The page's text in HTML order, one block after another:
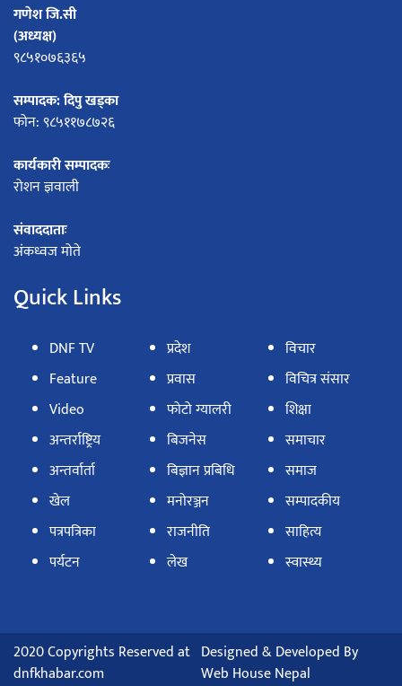
गणेश जि.सी
(अध्यक्ष)
९८५१०७६३६५
सम्पादक: दिपु खड्का
फोन: ९८५११७८७२६
कार्यकारी सम्पादकः
रोशन ज्ञवाली
संवाददाताः
अंकध्वज मोते
Quick Links
DNF TV
Feature
Video
अन्तर्राष्ट्रिय
अन्तर्वार्ता
खेल
पत्रपत्रिका
पर्यटन
प्रदेश
प्रवास
फोटो ग्यालरी
बिजनेस
बिज्ञान प्रबिधि
मनोरञ्जन
राजनीति
लेख
विचार
विचित्र संसार
शिक्षा
समाचार
समाज
सम्पादकीय
साहित्य
स्वास्थ्य
2020 Copyrights Reserved at
dnfkhabar.com
Designed & Developed By
Web House Nepal